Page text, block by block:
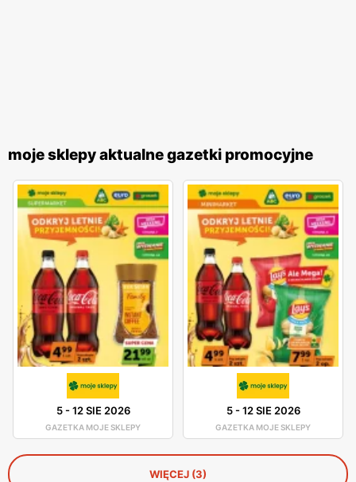
moje sklepy aktualne gazetki promocyjne
5-12 SIE 2026
GAZETKA MOJE SKLEPY
5-12 SIE 2026
GAZETKA MOJE SKLEPY
WIĘCEJ (3)